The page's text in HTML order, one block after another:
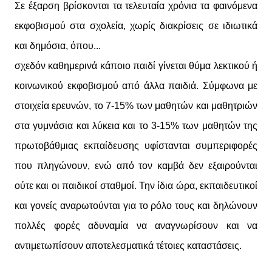
Σε έξαρση βρίσκονται τα τελευταία χρόνια τα φαινόμενα
εκφοβισμού στα σχολεία, χωρίς διακρίσεις σε ιδιωτικά
και δημόσια, όπου...
σχεδόν καθημερινά κάποιο παιδί γίνεται θύμα λεκτικού ή
κοινωνικού εκφοβισμού από άλλα παιδιά. Σύμφωνα με
στοιχεία ερευνών, το 7-15% των μαθητών και μαθητριών
στα γυμνάσια και λύκεια και το 3-15% των μαθητών της
πρωτοβάθμιας εκπαίδευσης υφίστανται συμπεριφορές
που πληγώνουν, ενώ από τον καμβά δεν εξαιρούνται
ούτε και οι παιδικοί σταθμοί. Την ίδια ώρα, εκπαιδευτικοί
και γονείς αναρωτούνται για το ρόλο τους και δηλώνουν
πολλές φορές αδυναμία να αναγνωρίσουν και να
αντιμετωπίσουν αποτελεσματικά τέτοιες καταστάσεις.